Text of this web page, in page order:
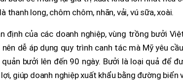
thanh long, chôm chôm, nhãn, vải, vú sữa, xoài.
định của các doanh nghiệp, vùng trồng bưởi
dễ áp dụng quy trình canh tác mà Mỹ yêu
quản bưởi lên đến 90 ngày. Bưởi là loại quả để
giúp doanh nghiệp xuất khẩu bằng đường biển